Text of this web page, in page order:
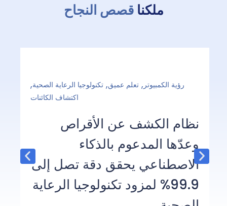
ملكناقصص النجاح
رؤية الكمبيوتر ,تعلم عميق,تكنولوجيا الرعاية الصحية,
اكتشاف الكائنات
نظام الكشف عن الأقراص
وعدّها المدعوم بالذكاء
الاصطناعي يحقق دقة تصل إلى
99.9% لمزود تكنولوجيا الرعاية